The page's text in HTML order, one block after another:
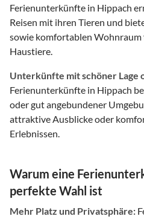
Ferienunterkünfte in Hippach
Reisen mit ihren Tieren und
sowie komfortablen Wohnraum
Haustiere.
Unterkünfte mit schöner Lage
Ferienunterkünfte in Hippach
oder gut angebundener
attraktive Ausblicke oder
Erlebnissen.
Warum eine
perfekte Wahl ist
Mehr Platz und Privatsphäre: